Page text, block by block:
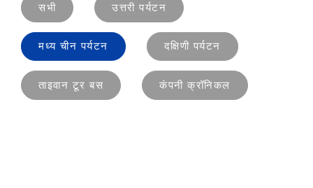
सभी उत्तरी पर्यटन
मध्य चीन पर्यटन दक्षिणी पर्यटन
ताइवान टूर बस कंपनी क्रॉनिकल